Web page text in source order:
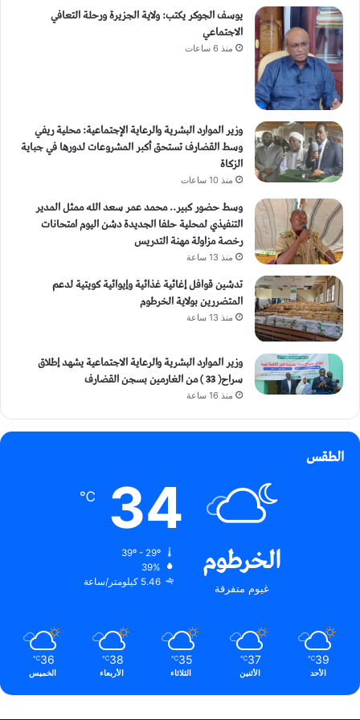
يوسف الجوكر يكتب: ولاية الجزيرة ورحلة التعافي
الاجتماعي
منذ 6 ساعات
وزير الموارد البشرية والرعاية الإجتماعية: محلية ريفي
وسط القضارف تستحق أكبر المشروعات لدورها في جباية
الزكاة
منذ 10 ساعات
وسط حضور كبير.. محمد عمر سعد الله ممثل المدير
التنفيذي لمحلية حلفا الجديدة دشن اليوم امتحانات
رخصة مزاولة مهنة التدريس
منذ 13 ساعة
تدشين قوافل إغاثية غذائية وإيوائية كويتية لدعم
المتضررين بولاية الخرطوم
منذ 13 ساعة
وزير الموارد البشرية والرعاية الاجتماعية يشهد إطلاق
سراح( 33 ) من الغارمين بسجن القضارف
منذ 16 ساعة
الطقس
الخرطوم
غيوم متفرقة
34
℃
39%
5.46 كيلومتر/ساعة
39
℃
الأحد
37
℃
الأثنين
35
℃
الثلاثاء
38
℃
الأربعاء
36
℃
الخميس